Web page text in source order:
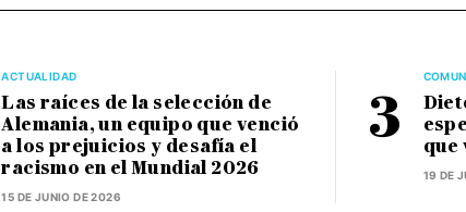
ACTUALIDAD
Las raíces de la selección de
Alemania, un equipo que venció
a los prejuicios y desafía el
racismo en el Mundial 2026
15 DE JUNIO DE 2026
que
19 DE